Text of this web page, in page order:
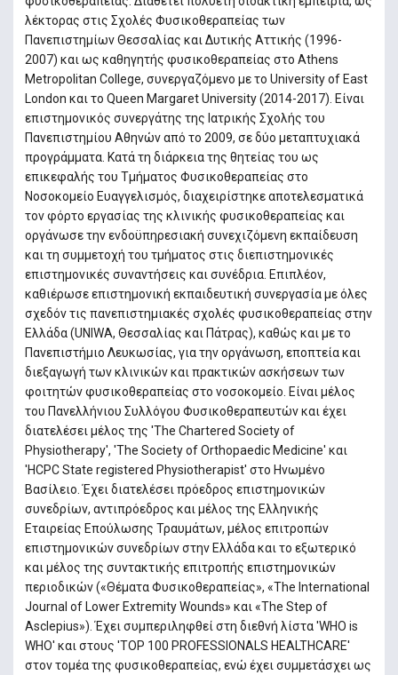
λέκτορας στις Σχολές Φυσικοθεραπείας των
Πανεπιστημίων Θεσσαλίας και Δυτικής Αττικής (1996-
2007) και ως καθηγητής φυσικοθεραπείας στο Athens
Metropolitan College, συνεργαζόμενο με το University of East
London και το Queen Margaret University (2014-2017). Είναι
επιστημονικός συνεργάτης της Ιατρικής Σχολής του
Πανεπιστημίου Αθηνών από το 2009, σε δύο μεταπτυχιακά
προγράμματα. Κατά τη διάρκεια της θητείας του ως
επικεφαλής του Τμήματος Φυσικοθεραπείας στο
Νοσοκομείο Ευαγγελισμός, διαχειρίστηκε αποτελεσματικά
τον φόρτο εργασίας της κλινικής φυσικοθεραπείας και
οργάνωσε την ενδοϋπηρεσιακή συνεχιζόμενη εκπαίδευση
και τη συμμετοχή του τμήματος στις διεπιστημονικές
επιστημονικές συναντήσεις και συνέδρια. Επιπλέον,
καθιέρωσε επιστημονική εκπαιδευτική συνεργασία με όλες
σχεδόν τις πανεπιστημιακές σχολές φυσικοθεραπείας στην
Ελλάδα (UNIWA, Θεσσαλίας και Πάτρας), καθώς και με το
Πανεπιστήμιο Λευκωσίας, για την οργάνωση, εποπτεία και
διεξαγωγή των κλινικών και πρακτικών ασκήσεων των
φοιτητών φυσικοθεραπείας στο νοσοκομείο. Είναι μέλος
του Πανελλήνιου Συλλόγου Φυσικοθεραπευτών και έχει
διατελέσει μέλος της 'The Chartered Society of
Physiotherapy', 'The Society of Orthopaedic Medicine' και
'HCPC State registered Physiotherapist' στο Ηνωμένο
Βασίλειο. Έχει διατελέσει πρόεδρος επιστημονικών
συνεδρίων, αντιπρόεδρος και μέλος της Ελληνικής
Εταιρείας Επούλωσης Τραυμάτων, μέλος επιτροπών
επιστημονικών συνεδρίων στην Ελλάδα και το εξωτερικό
και μέλος της συντακτικής επιτροπής επιστημονικών
περιοδικών («Θέματα Φυσικοθεραπείας», «The International
Journal of Lower Extremity Wounds» και «The Step of
Asclepius»). Έχει συμπεριληφθεί στη διεθνή λίστα 'WHO is
WHO' και στους 'TOP 100 PROFESSIONALS HEALTHCARE'
στον τομέα της φυσικοθεραπείας, ενώ έχει συμμετάσχει ως